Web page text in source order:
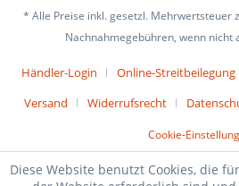
* Alle Preise inkl. gesetzl. Mehrwertsteuer
Nachnahmegebühren, wenn nicht
Händler-Login Online-Streitbeilegung
Versand
Widerrufsrecht
Cookie-
Diese Website benutzt Cookies, die